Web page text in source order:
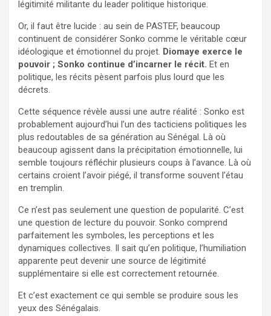
légitimité militante du leader politique historique.
Or, il faut être lucide : au sein de PASTEF, beaucoup
continuent de considérer Sonko comme le véritable cœur
idéologique et émotionnel du projet. Diomaye exerce le
pouvoir ; Sonko continue d’incarner le récit. Et en
politique, les récits pèsent parfois plus lourd que les
décrets.
Cette séquence révèle aussi une autre réalité : Sonko est
probablement aujourd’hui l’un des tacticiens politiques les
plus redoutables de sa génération au Sénégal. Là où
beaucoup agissent dans la précipitation émotionnelle, lui
semble toujours réfléchir plusieurs coups à l’avance. Là où
certains croient l’avoir piégé, il transforme souvent l’étau
en tremplin.
Ce n’est pas seulement une question de popularité. C’est
une question de lecture du pouvoir. Sonko comprend
parfaitement les symboles, les perceptions et les
dynamiques collectives. Il sait qu’en politique, l’humiliation
apparente peut devenir une source de légitimité
supplémentaire si elle est correctement retournée.
Et c’est exactement ce qui semble se produire sous les
yeux des Sénégalais.